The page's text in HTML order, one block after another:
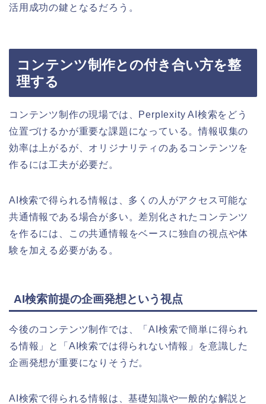
活用成功の鍵となるだろう。
コンテンツ制作との付き合い方を整
理する
コンテンツ制作の現場では、Perplexity AI検索をどう
位置づけるかが重要な課題になっている。情報収集の
効率は上がるが、オリジナリティのあるコンテンツを
作るには工夫が必要だ。
AI検索で得られる情報は、多くの人がアクセス可能な
共通情報である場合が多い。差別化されたコンテンツ
を作るには、この共通情報をベースに独自の視点や体
験を加える必要がある。
AI検索前提の企画発想という視点
今後のコンテンツ制作では、「AI検索で簡単に得られ
る情報」と「AI検索では得られない情報」を意識した
企画発想が重要になりそうだ。
AI検索で得られる情報は、基礎知識や一般的な解説と